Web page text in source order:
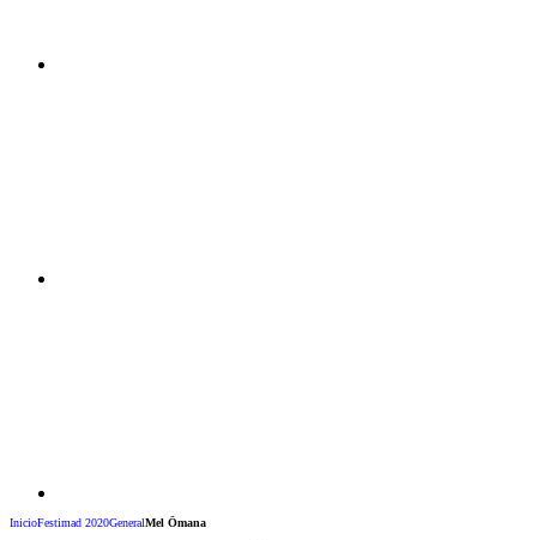
InicioFestimad 2020GeneralMel Ömana